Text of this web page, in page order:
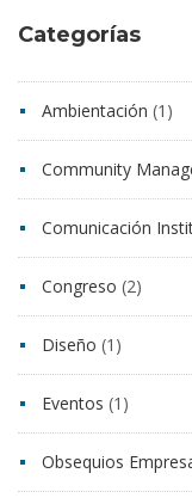
Categorías
Ambientación (1)
Community
Comunicación
Congreso (2)
Diseño (1)
Eventos (1)
Obsequios